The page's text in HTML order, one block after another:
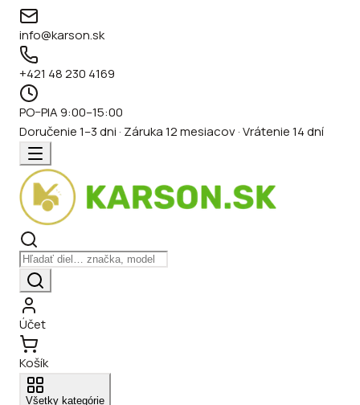
info@karson.sk
+421 48 230 4169
PO–PIA 9:00–15:00
Doručenie 1–3 dni · Záruka 12 mesiacov · Vrátenie 14 dní
Účet
Košík
Všetky kategórie